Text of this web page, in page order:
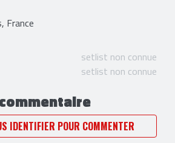
France
setlist non connue
setlist non connue
IDENTIFIER POUR COMMENTER